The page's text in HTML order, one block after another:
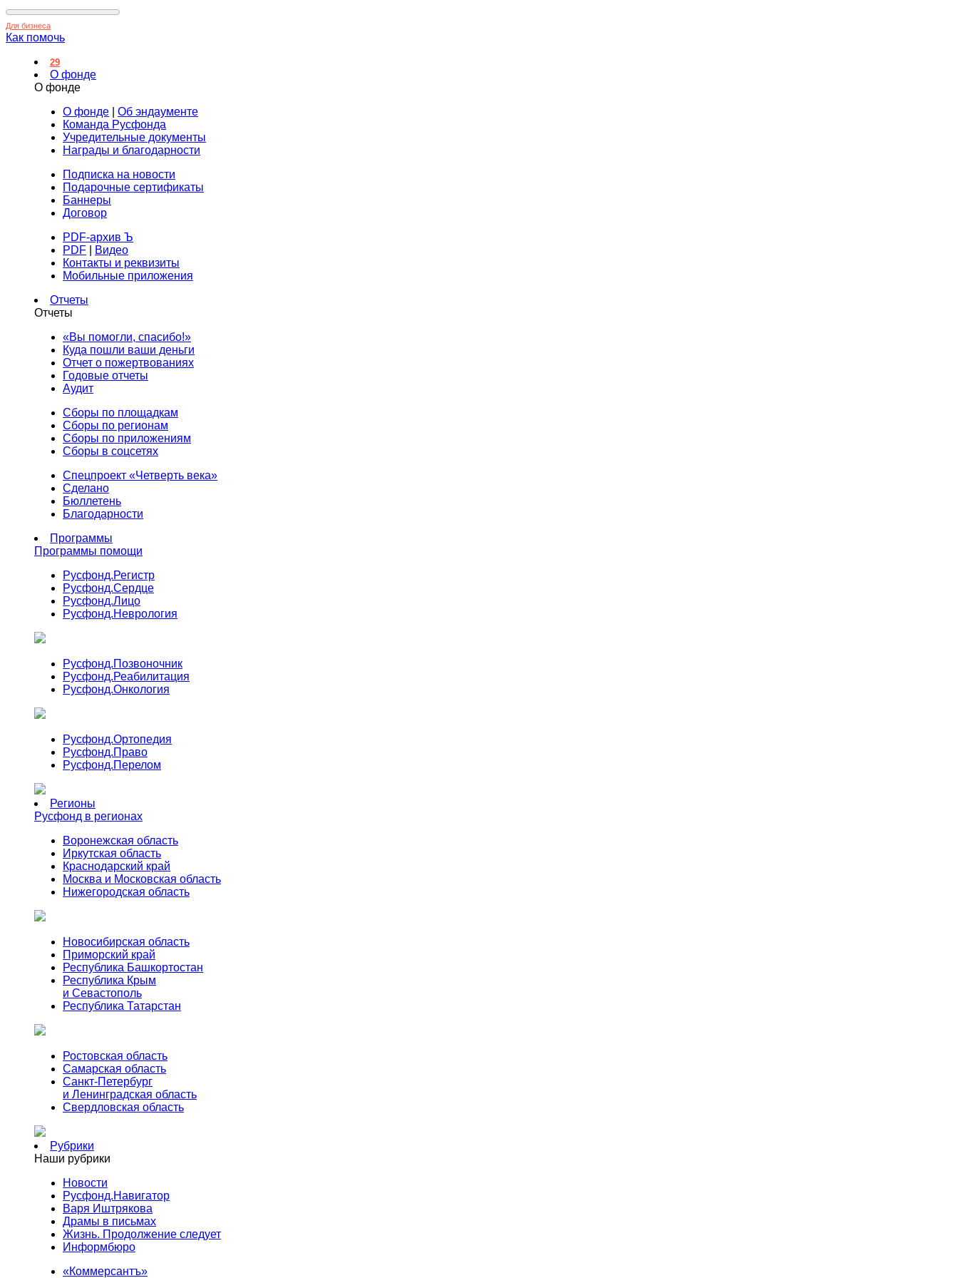
Для бизнеса
Как помочь
29
О фонде
О фонде
О фонде
Об эндаументе
Команда Русфонда
Учредительные документы
Награды и благодарности
Подписка на новости
Подарочные сертификаты
Баннеры
Договор
PDF-архив Ъ
PDF
Видео
Контакты и реквизиты
Мобильные приложения
Отчеты
Отчеты
«Вы помогли, спасибо!»
Куда пошли ваши деньги
Отчет о пожертвованиях
Годовые отчеты
Аудит
Сборы по площадкам
Сборы по регионам
Сборы по приложениям
Сборы в соцсетях
Спецпроект «Четверть века»
Сделано
Бюллетень
Благодарности
Программы
Программы помощи
Русфонд.Регистр
Русфонд.Сердце
Русфонд.Лицо
Русфонд.Неврология
Русфонд.Позвоночник
Русфонд.Реабилитация
Русфонд.Онкология
Русфонд.Ортопедия
Русфонд.Право
Русфонд.Перелом
Регионы
Русфонд в регионах
Воронежская область
Иркутская область
Краснодарский край
Москва и Московская область
Нижегородская область
Новосибирская область
Приморский край
Республика Башкортостан
Республика Крым
и Севастополь
Республика Татарстан
Ростовская область
Самарская область
Санкт-Петербург
и Ленинградская область
Свердловская область
Рубрики
Наши рубрики
Новости
Русфонд.Навигатор
Варя Иштрякова
Драмы в письмах
Жизнь. Продолжение следует
Информбюро
«Коммерсантъ»